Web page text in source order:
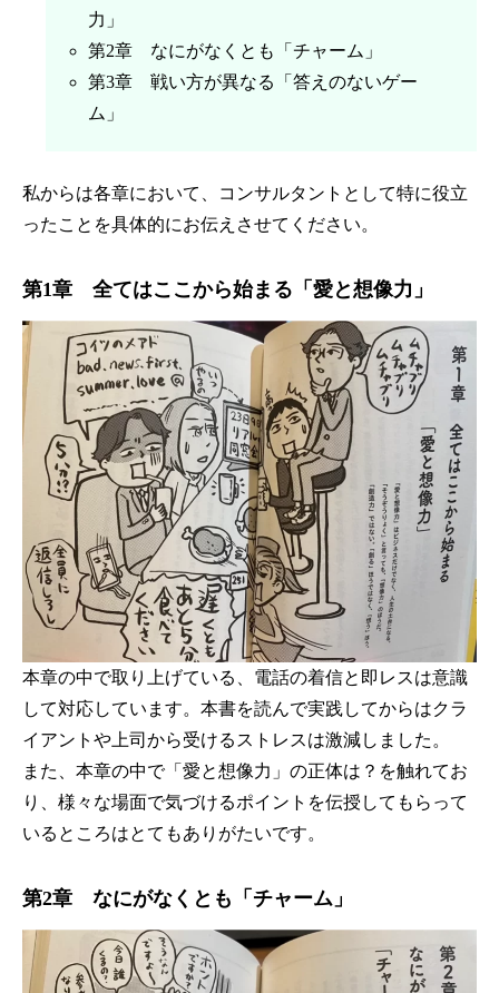
力」
第2章 なにがなくとも「チャーム」
第3章 戦い方が異なる「答えのないゲー
ム」
私からは各章において、コンサルタントとして特に役立
ったことを具体的にお伝えさせてください。
第1章 全てはここから始まる「愛と想像力」
本章の中で取り上げている、電話の着信と即レスは意識
して対応しています。本書を読んで実践してからはクラ
イアントや上司から受けるストレスは激減しました。
また、本章の中で「愛と想像力」の正体は？を触れてお
り、様々な場面で気づけるポイントを伝授してもらって
いるところはとてもありがたいです。
第2章 なにがなくとも「チャーム」